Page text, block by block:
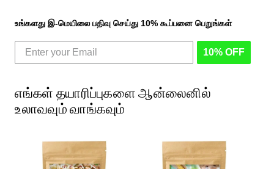
உங்களது இ-மெயிலை பதிவு செய்து 10% கூப்பனை பெறுங்கள்
10% OFF
எங்கள் தயாரிப்புகளை ஆன்லைனில்
உலாவவும் வாங்கவும்